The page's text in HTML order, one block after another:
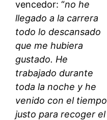
vencedor: “no he
llegado a la carrera
todo lo descansado
que me hubiera
gustado. He
trabajado durante
toda la noche y he
venido con el tiempo
justo para recoger el